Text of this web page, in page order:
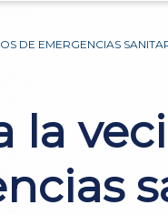
DE EMERGENCIAS
la